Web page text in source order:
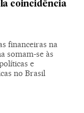
coincidência
financeiras na
somam-se às
e
no Brasil